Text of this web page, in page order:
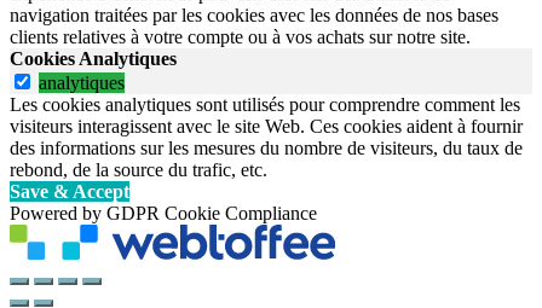
navigation traitées par les cookies avec les données de nos bases
clients relatives à votre compte ou à vos achats sur notre site.
Cookies Analytiques
analytiques
Les cookies analytiques sont utilisés pour comprendre comment les
visiteurs interagissent avec le site Web. Ces cookies aident à fournir
des informations sur les mesures du nombre de visiteurs, du taux de
rebond, de la source du trafic, etc.
Save & Accept
Powered by GDPR Cookie Compliance